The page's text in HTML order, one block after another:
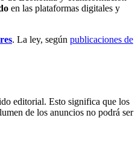
en las plataformas digitales y
. La ley, según publicaciones de
editorial. Esto significa que los
de los anuncios no podrá ser